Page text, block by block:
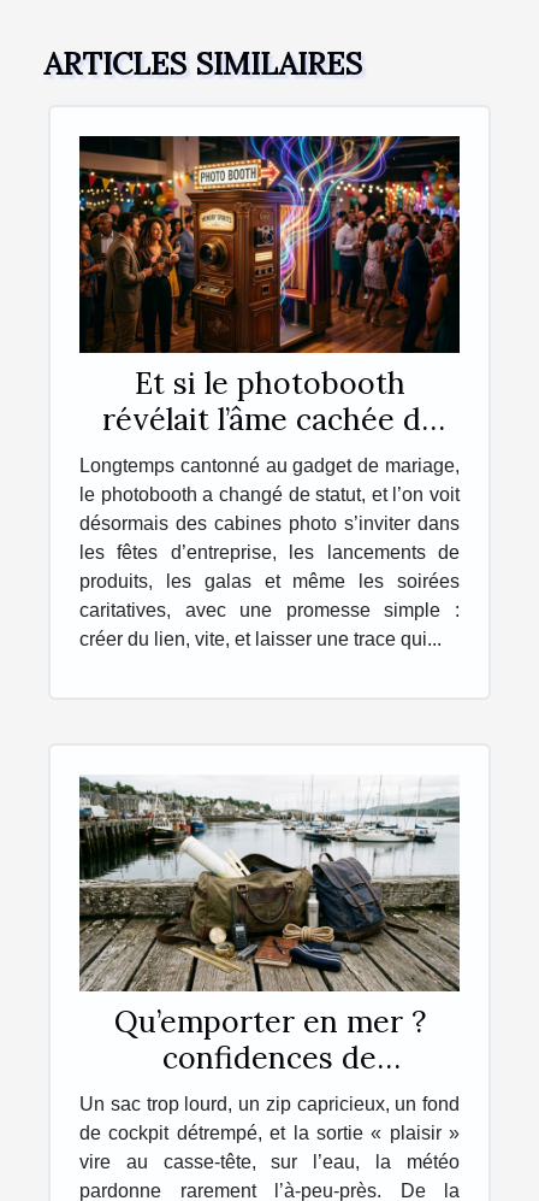
ARTICLES SIMILAIRES
Et si le photobooth
révélait l’âme cachée de
vos événements ?
Longtemps cantonné au gadget de mariage,
le photobooth a changé de statut, et l’on voit
désormais des cabines photo s’inviter dans
les fêtes d’entreprise, les lancements de
produits, les galas et même les soirées
caritatives, avec une promesse simple :
créer du lien, vite, et laisser une trace qui...
Qu’emporter en mer ?
confidences de
navigateurs sur leur sac
idéal
Un sac trop lourd, un zip capricieux, un fond
de cockpit détrempé, et la sortie « plaisir »
vire au casse-tête, sur l’eau, la météo
pardonne rarement l’à-peu-près. De la